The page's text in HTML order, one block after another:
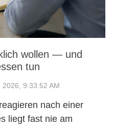
wollen — und
tun
2026, 9:33:52 AM
nach einer
liegt fast nie am